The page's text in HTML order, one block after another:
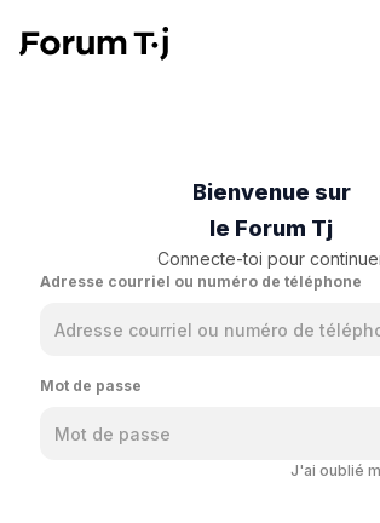
Bienvenue sur
le Forum Tj
Connecte-toi pour
Adresse courriel ou numéro de téléphone
Mot de passe
J'ai oublié